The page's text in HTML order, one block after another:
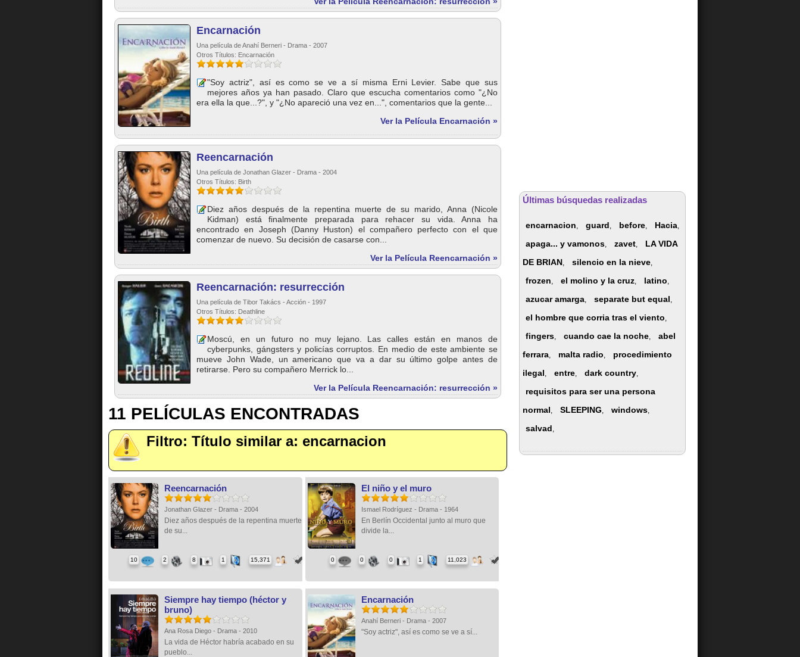
Encarnación
Una película de Anahí Berneri - Drama - 2007
Otros Títulos: Encarnación
"Soy actriz", así es como se ve a sí misma Erni Levier. Sabe que sus
mejores años ya han pasado. Claro que escucha comentarios como "¿No
era ella la que...?", y "¿No apareció una vez en...", comentarios que la gente...
Ver la Película Encarnación »
Reencarnación
Una película de Jonathan Glazer - Drama - 2004
Otros Títulos: Birth
Diez años después de la repentina muerte de su marido, Anna (Nicole
Kidman) está finalmente preparada para rehacer su vida. Anna ha
encontrado en Joseph (Danny Huston) el compañero perfecto con el que
comenzar de nuevo. Su decisión de casarse con...
Ver la Película Reencarnación »
Reencarnación: resurrección
Una película de Tibor Takács - Acción - 1997
Otros Títulos: Deathline
Moscú, en un futuro no muy lejano. Las calles están en manos de
cyberpunks, gángsters y policías corruptos. En medio de este ambiente se
mueve John Wade, un americano que va a dar su último golpe antes de
retirarse. Pero su compañero Merrick lo...
Ver la Película Reencarnación: resurrección »
11 PELÍCULAS ENCONTRADAS
Filtro: Título similar a: encarnacion
Reencarnación
Jonathan Glazer - Drama - 2004
Diez años después de la repentina muerte
de su...
10 2 8 1 15,371
El niño y el muro
Ismael Rodríguez - Drama - 1964
En Berlín Occidental junto al muro que
divide la...
0 0 0 1 11,023
Siempre hay tiempo (héctor y
bruno)
Ana Rosa Diego - Drama - 2010
La vida de Héctor habría acabado en su
pueblo...
Encarnación
Anahí Berneri - Drama - 2007
"Soy actriz", así es como se ve a sí...
Últimas búsquedas realizadas
encarnacion, guard, before, Hacia,
apaga... y vamonos, zavet,
LA VIDA
DE BRIAN, silencio en la nieve,
frozen, el molino y la cruz, latino,
azucar amarga, separate but equal,
el hombre que corria tras el viento,
fingers, cuando cae la noche,
abel
ferrara, malta radio,
procedimiento
ilegal, entre, dark country,
requisitos para ser una persona
normal, SLEEPING, windows,
salvad,